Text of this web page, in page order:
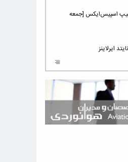
اسپیس‌ایکس [جمعه
هواپیما شد
استخدام در صنعت هوانوردی کانادا با آموزش رایگان و حقوق ۱۲۷ هزار